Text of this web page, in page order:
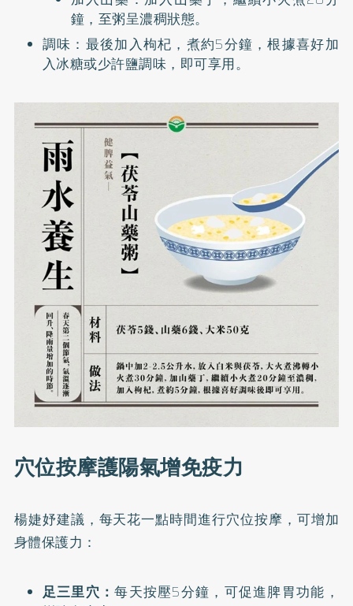
鐘，至粥呈濃稠狀態。
調味：最後加入枸杞，煮約5分鐘，根據喜好加
入冰糖或少許鹽調味，即可享用。
穴位按摩護陽氣增免疫力
楊婕妤建議，每天花一點時間進行穴位按摩，可增加
身體保護力：
足三里穴：每天按壓5分鐘，可促進脾胃功能，